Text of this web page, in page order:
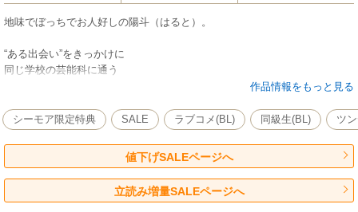
地味でぼっちでお人好しの陽斗（はると）。
“ある出会い”をきっかけに
同じ学校の芸能科に通う
冷たい言葉とクールな態度に陽斗はタジタジ…
だけど鳴の〈心の声〉から聞こえてくるのは
『すげー可愛い』と甘さを含んだ声で！？
作品情報をもっと見る
シーモア限定特典 SALE ラブコメ(BL) 同級生(BL) ツ
値下げSALEページへ
立読み増量SALEページへ